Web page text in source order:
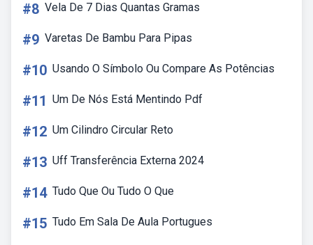
#8 Vela De 7 Dias Quantas Gramas
#9 Varetas De Bambu Para Pipas
#10 Usando O Símbolo Ou Compare As Potências
#11 Um De Nós Está Mentindo Pdf
#12 Um Cilindro Circular Reto
#13 Uff Transferência Externa 2024
#14 Tudo Que Ou Tudo O Que
#15 Tudo Em Sala De Aula Portugues